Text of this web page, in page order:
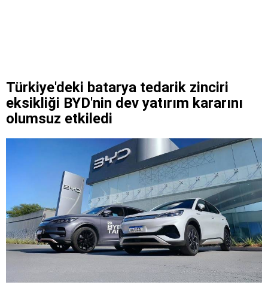
Türkiye'deki batarya tedarik zinciri
eksikliği BYD'nin dev yatırım kararını
olumsuz etkiledi